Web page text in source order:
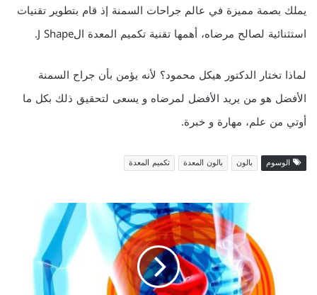
يملك بصمة مميزة في عالم جراحات السمنة إذ قام بتطوير تقنيات
استثنائية لصالح مرضاه، أهمها تقنية تكميم المعدة الJ Shape.
لماذا تختار الدكتور هيكل محمود؟ لأنه يؤمن بأن جراح السمنة
الأفضل هو من يريد الأفضل لمرضاه و يسعى لتحقيق ذلك بكل ما
أوتي من علم، مهارة و خبرة.
الوسوم بالون بالون المعدة تكميم المعدة